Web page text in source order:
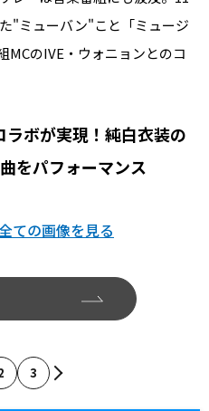
"ミューバン"こと「ミュージ
MCのIVE・ウォニョンとのコ
ボが実現！純白衣装の
をパフォーマンス
ての画像を見る
3